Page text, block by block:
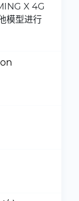
X 4G
模型进行